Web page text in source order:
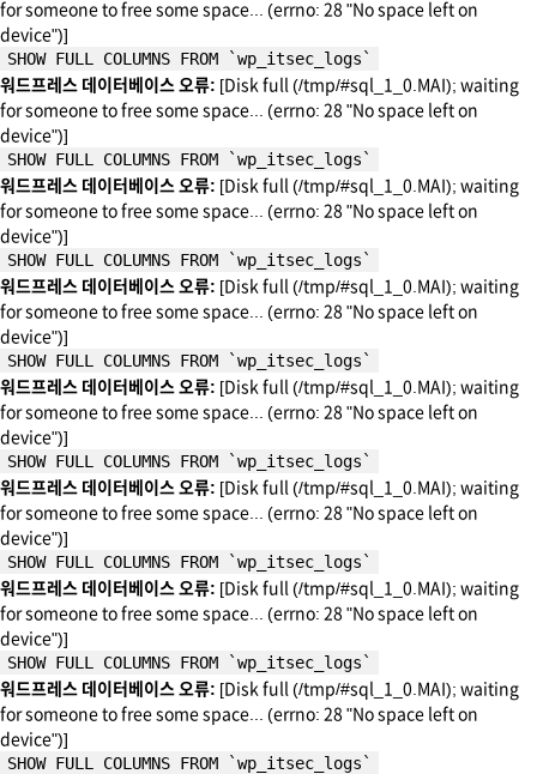
for someone to free some space... (errno: 28 "No space left on
device")]
SHOW FULL COLUMNS FROM `wp_itsec_logs`
워드프레스 데이터베이스 오류: [Disk full (/tmp/#sql_1_0.MAI); waiting
for someone to free some space... (errno: 28 "No space left on
device")]
SHOW FULL COLUMNS FROM `wp_itsec_logs`
워드프레스 데이터베이스 오류: [Disk full (/tmp/#sql_1_0.MAI); waiting
for someone to free some space... (errno: 28 "No space left on
device")]
SHOW FULL COLUMNS FROM `wp_itsec_logs`
워드프레스 데이터베이스 오류: [Disk full (/tmp/#sql_1_0.MAI); waiting
for someone to free some space... (errno: 28 "No space left on
device")]
SHOW FULL COLUMNS FROM `wp_itsec_logs`
워드프레스 데이터베이스 오류: [Disk full (/tmp/#sql_1_0.MAI); waiting
for someone to free some space... (errno: 28 "No space left on
device")]
SHOW FULL COLUMNS FROM `wp_itsec_logs`
워드프레스 데이터베이스 오류: [Disk full (/tmp/#sql_1_0.MAI); waiting
for someone to free some space... (errno: 28 "No space left on
device")]
SHOW FULL COLUMNS FROM `wp_itsec_logs`
워드프레스 데이터베이스 오류: [Disk full (/tmp/#sql_1_0.MAI); waiting
for someone to free some space... (errno: 28 "No space left on
device")]
SHOW FULL COLUMNS FROM `wp_itsec_logs`
워드프레스 데이터베이스 오류: [Disk full (/tmp/#sql_1_0.MAI); waiting
for someone to free some space... (errno: 28 "No space left on
device")]
SHOW FULL COLUMNS FROM `wp_itsec_logs`